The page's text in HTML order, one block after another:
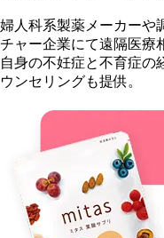
婦人科系製薬メーカーや
チャー企業にて遠隔医療
自身の不妊症と不育症の
ウンセリングも提供。